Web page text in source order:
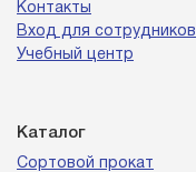
Контакты
Вход для сотрудников
Учебный центр
Каталог
Сортовой прокат